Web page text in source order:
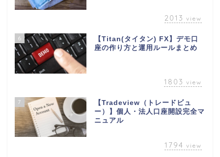
2013 view
6
【Titan(タイタン) FX】デモ口
座の作り方と運用ルールまとめ
1803 view
7
【Tradeview（トレードビュ
ー）】個人・法人口座開設完全マ
ニュアル
1794 view